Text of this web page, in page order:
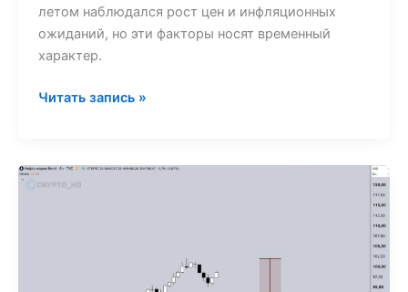
летом наблюдался рост цен и инфляционных
ожиданий, но эти факторы носят временный
характер.
Читать запись »
Цена